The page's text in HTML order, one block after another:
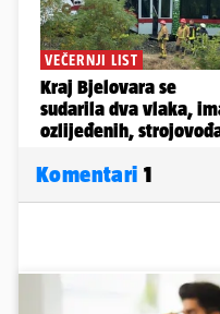
Komentari 1